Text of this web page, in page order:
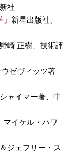
社
新星出版社、
崎 正樹、技術評
ウゼヴィッツ著
ャイマー著、中
マイケル・ハワ
ジェフリー・ス